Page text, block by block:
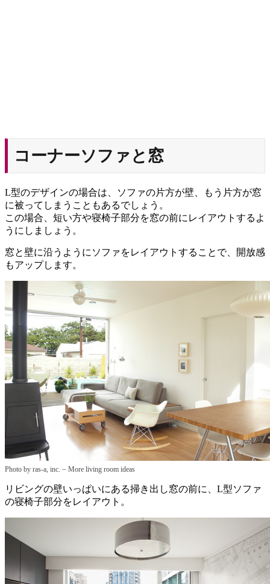
コーナーソファと窓
L型のデザインの場合は、ソファの片方が壁、もう片方が窓
に被ってしまうこともあるでしょう。
この場合、短い方や寝椅子部分を窓の前にレイアウトするよ
うにしましょう。
窓と壁に沿うようにソファをレイアウトすることで、開放感
もアップします。
Photo by ras-a, inc. – More living room ideas
リビングの壁いっぱいにある掃き出し窓の前に、L型ソファ
の寝椅子部分をレイアウト。